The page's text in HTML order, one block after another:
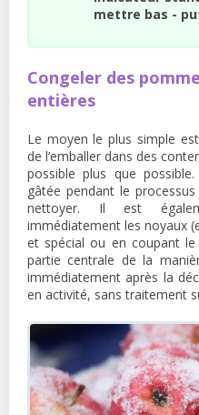
mettre bas -
Congeler des
entières
Le moyen le plus simple
de l’emballer dans des
possible plus que
gâtée pendant le
nettoyer. Il est
immédiatement les noyaux
et spécial ou en coupant
partie centrale de la
immédiatement après la
en activité, sans traitement